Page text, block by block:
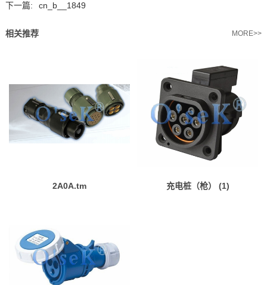
下一篇:
cn_b__1849
相关推荐 MORE>>
2A0A.tm 充电桩（枪） (1)